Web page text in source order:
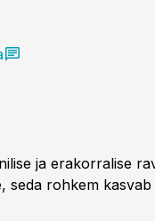
ja erakorralise
seda rohkem